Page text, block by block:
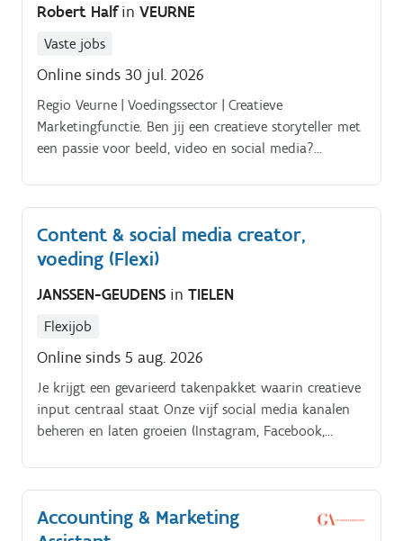
Robert Halfin VEURNE
Vaste jobs
Online sinds 30 jul. 2026
Regio Veurne | Voedingssector | Creatieve
Marketingfunctie. Ben jij een creatieve storyteller met
een passie voor beeld, video en social media?
inclusief locaties, materiaal en storyboard.
Content & social media creator,
voeding (Flexi)
JANSSEN-GEUDENS in TIELEN
Flexijob
Online sinds 5 aug. 2026
Je krijgt een gevarieerd takenpakket waarin creatieve
input centraal staat Onze vijf social media kanalen
beheren en laten groeien (Instagram, Facebook,
Accounting & Marketing